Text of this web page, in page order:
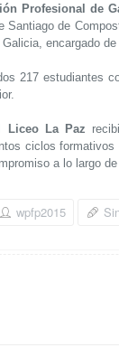
Profesional de
Santiago de
encargado de
217 estudiantes
Liceo La Paz
ciclos
a lo largo de
wpfp2015